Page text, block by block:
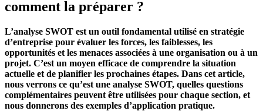
comment la préparer ?
L’analyse SWOT est un outil fondamental utilisé en stratégie
d’entreprise pour évaluer les forces, les faiblesses, les
opportunités et les menaces associées à une organisation ou à un
projet. C’est un moyen efficace de comprendre la situation
actuelle et de planifier les prochaines étapes. Dans cet article,
nous verrons ce qu’est une analyse SWOT, quelles questions
complémentaires peuvent être utilisées pour chaque section, et
nous donnerons des exemples d’application pratique.